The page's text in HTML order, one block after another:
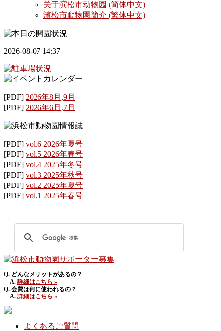
关于滨松市动物园 (简体中文)
濱松市動物園簡介 (繁体中文)
2026-08-07 14:37
[PDF] 2026年8月,9月
[PDF] 2026年6月,7月
[PDF] vol.6 2026年夏号
[PDF] vol.5 2026年春号
[PDF] vol.4 2025年冬号
[PDF] vol.3 2025年秋号
[PDF] vol.2 2025年夏号
[PDF] vol.1 2025年春号
Q. どんなメリットがあるの？
A. 詳細はこちら »
Q. 会費は何に使われるの？
A. 詳細はこちら »
よくあるご質問